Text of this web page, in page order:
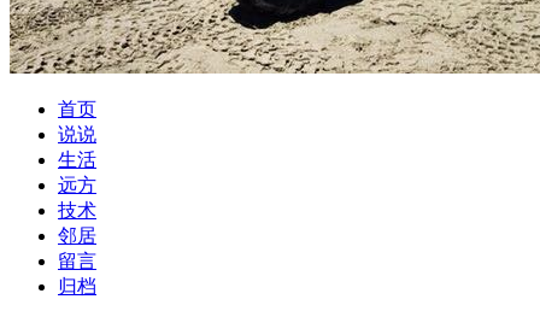
首页
说说
生活
远方
技术
邻居
留言
归档